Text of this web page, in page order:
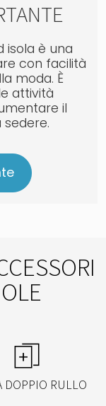
isola è una
con facilità
moda. È
attività
il
DOPPIO RULLO